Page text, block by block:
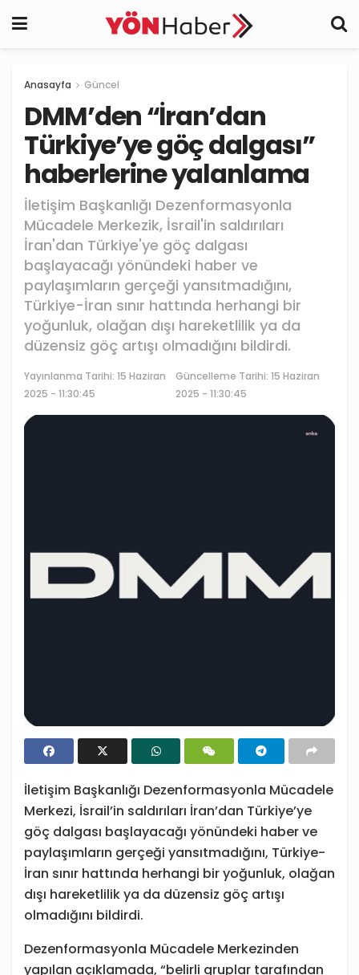
Anasayfa Güncel
DMM’den “İran’dan
Türkiye’ye göç dalgası”
haberlerine yalanlama
İletişim Başkanlığı Dezenformasyonla
Mücadele Merkezik, İsrail'in saldırıları
İran'dan Türkiye'ye göç dalgası
başlayacağı yönündeki haber ve
paylaşımların gerçeği yansıtmadığını,
Türkiye-İran sınır hattında herhangi bir
yoğunluk, olağan dışı hareketlilik ya da
düzensiz göç artışı olmadığını bildirdi.
Yayınlanma Tarihi: 15 Haziran
2025 - 11:30:45
Güncelleme Tarihi: 15 Haziran
2025 - 11:30:45
İletişim Başkanlığı Dezenformasyonla Mücadele
Merkezi, İsrail’in saldırıları İran’dan Türkiye’ye
göç dalgası başlayacağı yönündeki haber ve
paylaşımların gerçeği yansıtmadığını, Türkiye-
İran sınır hattında herhangi bir yoğunluk, olağan
dışı hareketlilik ya da düzensiz göç artışı
olmadığını bildirdi.
Dezenformasyonla Mücadele Merkezinden
yapılan açıklamada, “belirli gruplar tarafından